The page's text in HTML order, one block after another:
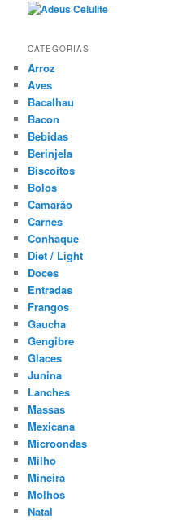
CATEGORIAS
Arroz
Aves
Bacalhau
Bacon
Bebidas
Berinjela
Biscoitos
Bolos
Camarão
Carnes
Conhaque
Diet / Light
Doces
Entradas
Frangos
Gaucha
Gengibre
Glaces
Junina
Lanches
Massas
Mexicana
Microondas
Milho
Mineira
Molhos
Natal